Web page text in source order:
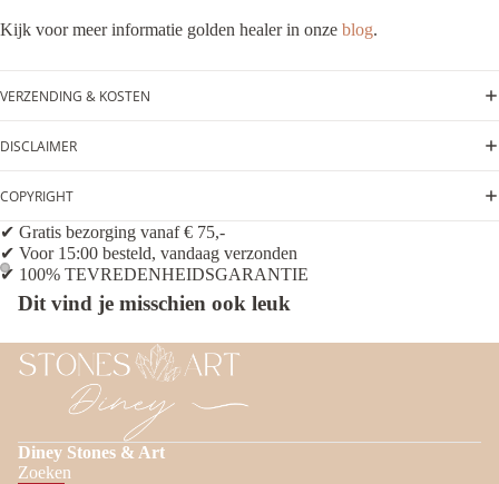
Kijk voor meer informatie golden healer in onze blog.
VERZENDING & KOSTEN
DISCLAIMER
COPYRIGHT
✔ Gratis bezorging vanaf € 75,-
✔ Voor 15:00 besteld, vandaag verzonden
✔ 100% TEVREDENHEIDSGARANTIE
Dit vind je misschien ook leuk
Diney Stones & Art
Zoeken